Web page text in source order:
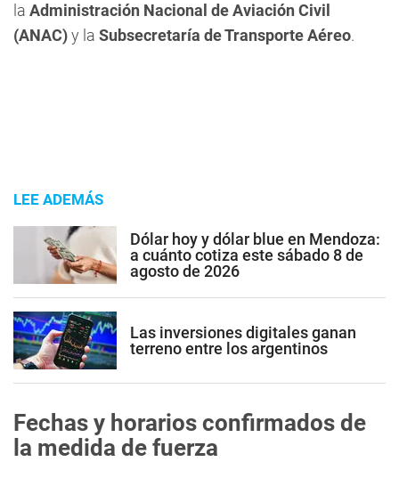
la Administración Nacional de Aviación Civil
(ANAC)y la Subsecretaría de Transporte Aéreo.
LEE ADEMÁS
Dólar hoy y dólar blue en Mendoza:
a cuánto cotiza este sábado 8 de
agosto de 2026
Las inversiones digitales ganan
terreno entre los argentinos
Fechas y horarios confirmados de
la medida de fuerza